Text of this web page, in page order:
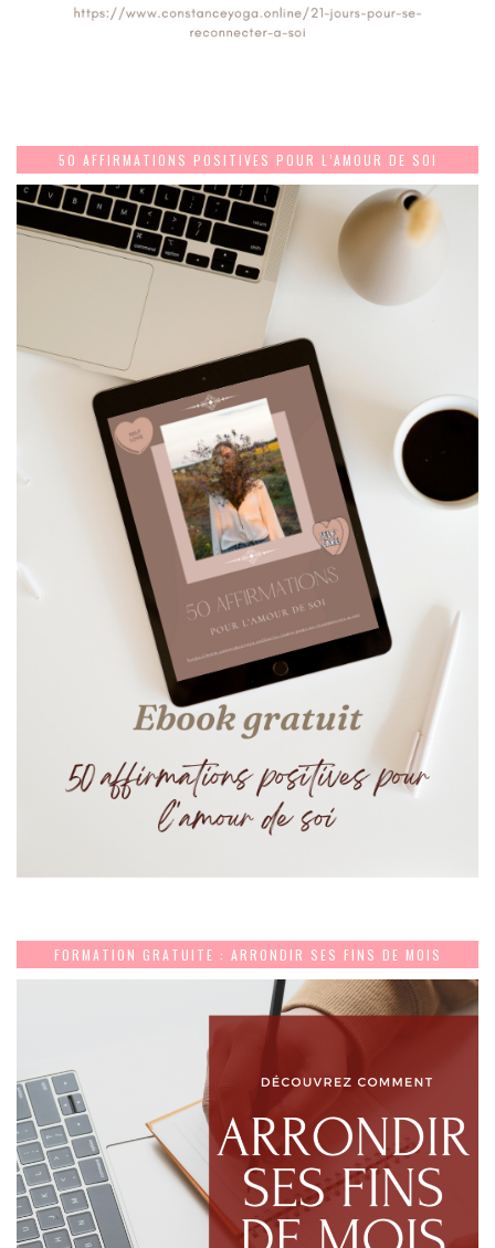
50 AFFIRMATIONS POSITIVES POUR L’AMOUR DE SOI
FORMATION GRATUITE : ARRONDIR SES FINS DE MOIS